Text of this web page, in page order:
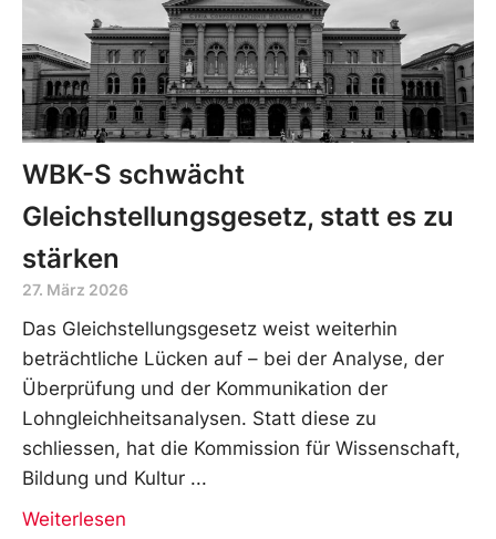
WBK-S schwächt
Gleichstellungsgesetz, statt es zu
stärken
27. März 2026
Das Gleichstellungsgesetz weist weiterhin
beträchtliche Lücken auf – bei der Analyse, der
Überprüfung und der Kommunikation der
Lohngleichheitsanalysen. Statt diese zu
schliessen, hat die Kommission für Wissenschaft,
Bildung und Kultur
Weiterlesen